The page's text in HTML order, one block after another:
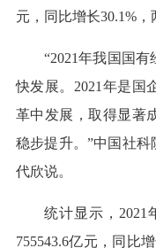
元，同比增长30.1%，
“2021年我国国
快发展。2021年是国
革中发展，取得显著
稳步提升。”中国社
代欣说。
统计显示，2021
755543.6亿元，同比